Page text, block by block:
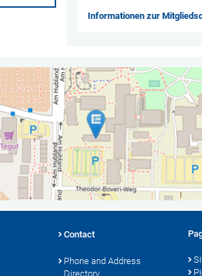
Informationen zur
Contact
Phone and Address
Directory